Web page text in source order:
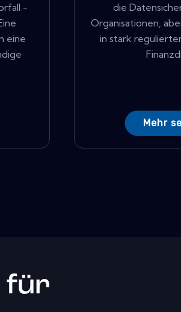
-
eine
die
Organisationen,
in stark
Mehr
für